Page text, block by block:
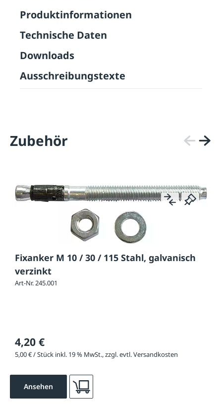
Produktinformationen
Technische Daten
Downloads
Ausschreibungstexte
Zubehör
Fixanker M 10 / 30 / 115 Stahl, galvanisch
verzinkt
Art-Nr. 245.001
4,20 €
5,00 € / Stück inkl. 19 % MwSt., zzgl. evtl. Versandkosten
Ansehen